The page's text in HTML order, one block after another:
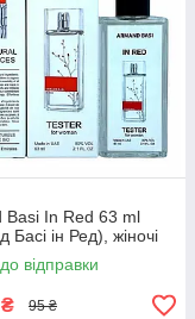
Basi In Red 63 ml
Басі ін Ред), жіночі
відправки
₴ 95 ₴